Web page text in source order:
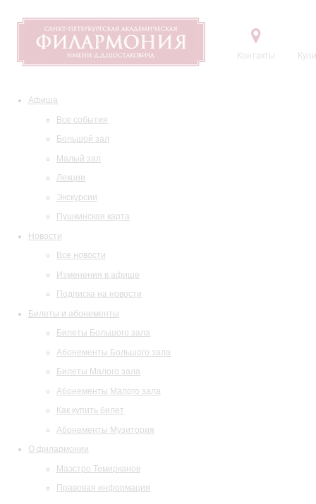
Контакты
Афиша
Все события
Большой зал
Малый зал
Лекции
Экскурсии
Пушкинская карта
Новости
Все новости
Изменения в афише
Подписка на новости
Билеты и абонементы
Билеты Большого зала
Абонементы Большого зала
Билеты Малого зала
Абонементы Малого зала
Как купить билет
Абонементы Музитория
О филармонии
Маэстро Темирканов
Правовая информация